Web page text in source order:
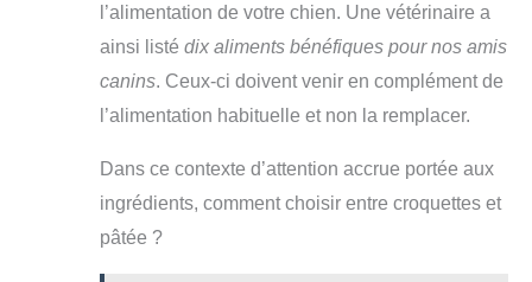
l’alimentation de votre chien. Une vétérinaire a
ainsi listé dix aliments bénéfiques pour nos amis
canins. Ceux-ci doivent venir en complément de
l’alimentation habituelle et non la remplacer.
Dans ce contexte d’attention accrue portée aux
ingrédients, comment choisir entre croquettes et
pâtée ?